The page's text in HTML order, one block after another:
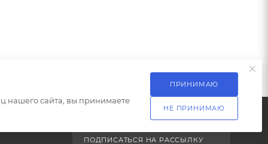
ПОДПИСАТЬСЯ НА РАССЫЛКУ
нашего сайта, вы принимаете
ПРИНИМАЮ
НЕ ПРИНИМАЮ